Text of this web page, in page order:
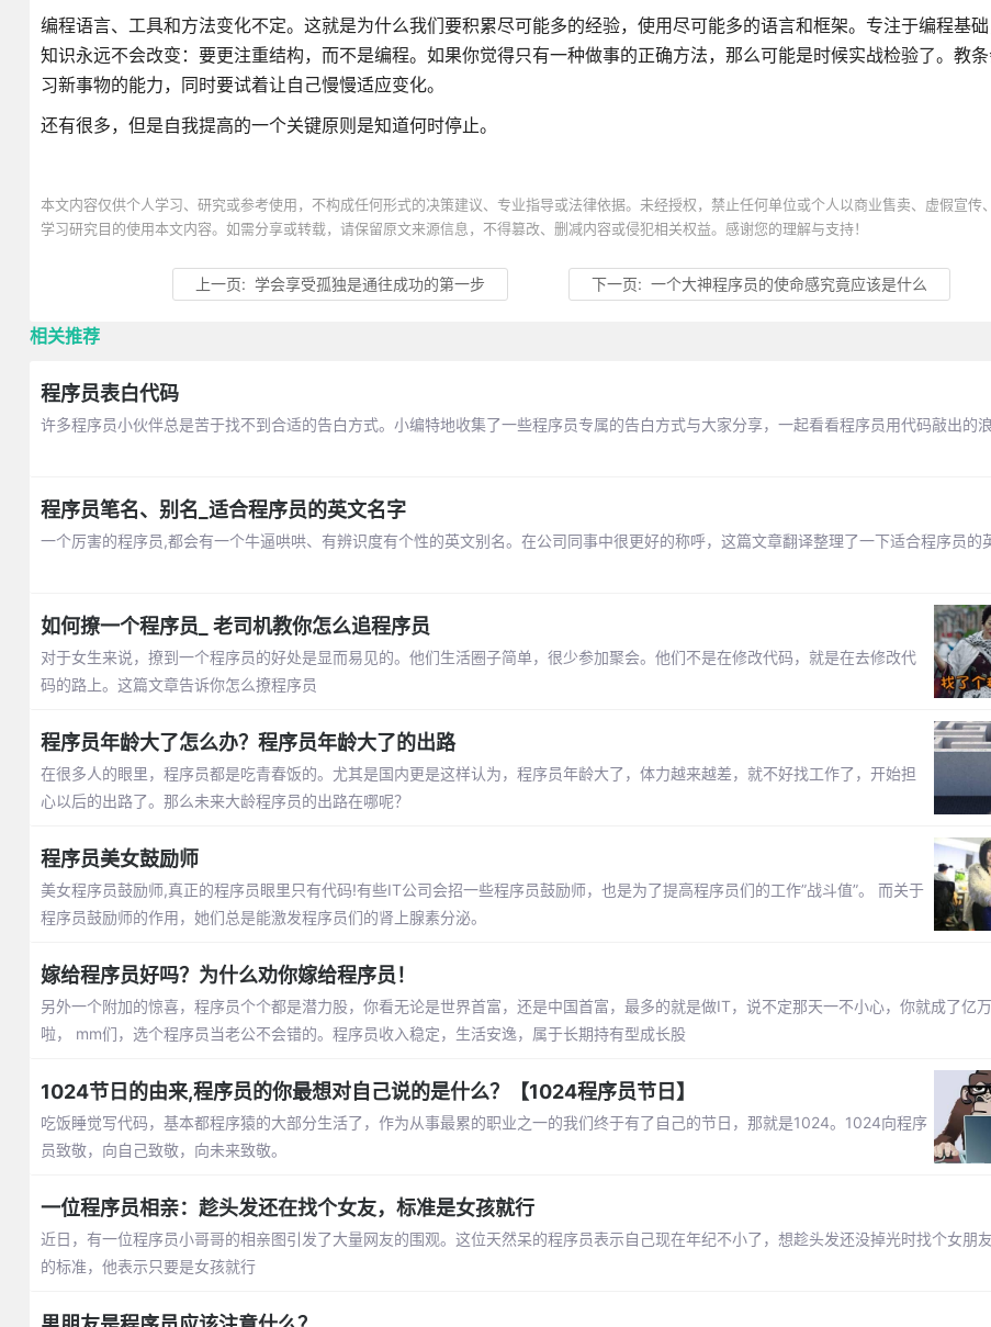
编程语言、工具和方法变化不定。这就是为什么我们要积累尽可能多的经验，使用尽可能多的语言和框架。专注于编程基
知识永远不会改变：要更注重结构，而不是编程。如果你觉得只有一种做事的正确方法，那么可能是时候实战检验了。教
习新事物的能力，同时要试着让自己慢慢适应变化。
还有很多，但是自我提高的一个关键原则是知道何时停止。
本文内容仅供个人学习、研究或参考使用，不构成任何形式的决策建议、专业指导或法律依据。未经授权，禁止任何单位或个人以商业售卖、虚假宣传
学习研究目的使用本文内容。如需分享或转载，请保留原文来源信息，不得篡改、删减内容或侵犯相关权益。感谢您的理解与支持！
上一页:学会享受孤独是通往成功的第一步 下一页:一个大神程序员的使命感究竟应该是什么
相关推荐
程序员表白代码
许多程序员小伙伴总是苦于找不到合适的告白方式。小编特地收集了一些程序员专属的告白方式与大家分享，一起看看程序员用代码敲出的
程序员笔名、别名_适合程序员的英文名字
一个厉害的程序员,都会有一个牛逼哄哄、有辨识度有个性的英文别名。在公司同事中很更好的称呼，这篇文章翻译整理了一下适合程序员的
如何撩一个程序员_ 老司机教你怎么追程序员
对于女生来说，撩到一个程序员的好处是显而易见的。他们生活圈子简单，很少参加聚会。他们不是在修改代码，就是在去修改代
码的路上。这篇文章告诉你怎么撩程序员
程序员年龄大了怎么办？程序员年龄大了的出路
在很多人的眼里，程序员都是吃青春饭的。尤其是国内更是这样认为，程序员年龄大了，体力越来越差，就不好找工作了，开始担
心以后的出路了。那么未来大龄程序员的出路在哪呢？
程序员美女鼓励师
美女程序员鼓励师,真正的程序员眼里只有代码!有些IT公司会招一些程序员鼓励师，也是为了提高程序员们的工作”战斗值”。 而关于
程序员鼓励师的作用，她们总是能激发程序员们的肾上腺素分泌。
嫁给程序员好吗？为什么劝你嫁给程序员！
另外一个附加的惊喜，程序员个个都是潜力股，你看无论是世界首富，还是中国首富，最多的就是做IT，说不定那天一不小心，你就成了亿
啦， mm们，选个程序员当老公不会错的。程序员收入稳定，生活安逸，属于长期持有型成长股
1024节日的由来,程序员的你最想对自己说的是什么？【1024程序员节日】
吃饭睡觉写代码，基本都程序猿的大部分生活了，作为从事最累的职业之一的我们终于有了自己的节日，那就是1024。1024向程序
员致敬，向自己致敬，向未来致敬。
一位程序员相亲：趁头发还在找个女友，标准是女孩就行
近日，有一位程序员小哥哥的相亲图引发了大量网友的围观。这位天然呆的程序员表示自己现在年纪不小了，想趁头发还没掉光时找个女朋
的标准，他表示只要是女孩就行